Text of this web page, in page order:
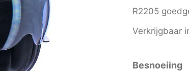
R2205
Verkrijgbaar
Besnoeiing